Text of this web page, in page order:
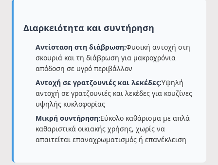
Διαρκειότητα και συντήρηση
Αντίσταση στη διάβρωση:Φυσική αντοχή στη
σκουριά και τη διάβρωση για μακροχρόνια
απόδοση σε υγρό περιβάλλον
Αντοχή σε γρατζουνιές και λεκέδες:Υψηλή
αντοχή σε γρατζουνιές και λεκέδες για κουζίνες
υψηλής κυκλοφορίας
Μικρή συντήρηση:Εύκολο καθάρισμα με απλά
καθαριστικά οικιακής χρήσης, χωρίς να
απαιτείται επαναχρωματισμός ή επανέκλειση